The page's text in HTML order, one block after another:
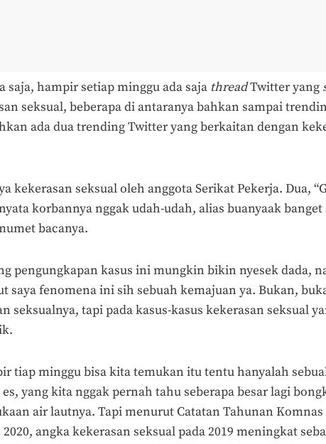
saja, hampir setiap minggu ada saja threadTwitter yang
seksual, beberapa di antaranya bahkan sampai
ada dua trending Twitter yang berkaitan dengan
kekerasan seksual oleh anggota Serikat Pekerja. Dua,
korbannya nggak udah-udah, alias buanyaak banget
bacanya.
pengungkapan kasus ini mungkin bikin nyesek dada,
saya fenomena ini sih sebuah kemajuan ya. Bukan,
seksualnya, tapi pada kasus-kasus kekerasan seksual
tiap minggu bisa kita temukan itu tentu hanyalah
yang kita nggakpernah tahu seberapa besar lagi
air lautnya. Tapi menurut Catatan Tahunan Komnas
angka kekerasan seksual pada 2019 meningkat